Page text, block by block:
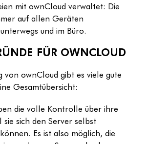
mit ownCloud verwaltet: Die
auf allen Geräten
und im Büro.
FÜR OWNCLOUD
von ownCloud gibt es viele gute
Gesamtübersicht:
die volle Kontrolle über ihre
sie sich den Server selbst
Es ist also möglich, die